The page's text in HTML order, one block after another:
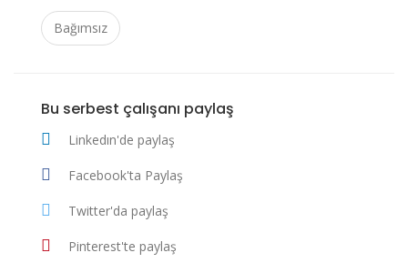
Bağımsız
Bu serbest çalışanı paylaş
Linkedın'de paylaş
Facebook'ta Paylaş
Twitter'da paylaş
Pinterest'te paylaş